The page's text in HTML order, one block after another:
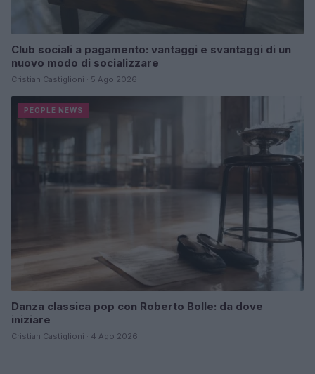
Club sociali a pagamento: vantaggi e svantaggi di un
nuovo modo di socializzare
Cristian Castiglioni · 5 Ago 2026
PEOPLE NEWS
Danza classica pop con Roberto Bolle: da dove
iniziare
Cristian Castiglioni · 4 Ago 2026